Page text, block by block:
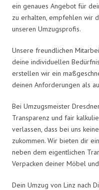
ein genaues Angebot für
zu erhalten, empfehlen wir
unseren Umzugsprofis.
Unsere freundlichen
deine individuellen
erstellen wir ein
deinen Anforderungen als
Bei Umzugsmeister
Transparenz und fair
verlassen, dass bei uns
zukommen. Wir bieten dir
neben dem eigentlichen
Verpacken deiner Möbel
Dein Umzug von Linz nach